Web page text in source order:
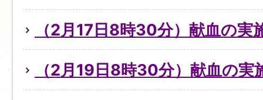
（2月17日8時30分）献血の実
（2月19日8時30分）献血の実